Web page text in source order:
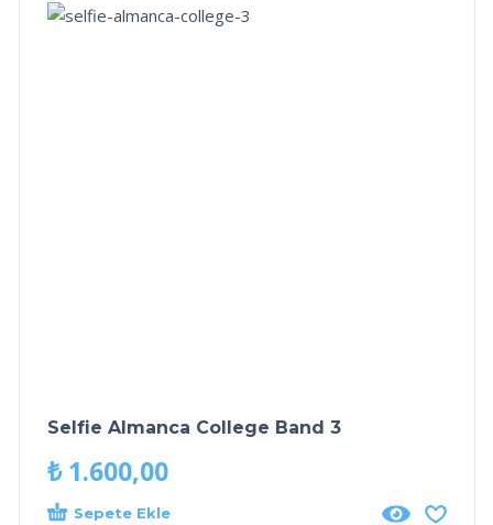
Selfie Almanca College Band 3
₺1.600,00
Sepete Ekle